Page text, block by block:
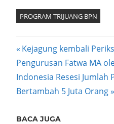
PROGRAM TRIJUANG BPN
Post
navigation
Previous
Post:
Kejagung kembali
Pengurusan Fatwa MA
Next
Post:
Indonesia Resesi Jumlah
Bertambah 5 Juta Orang
BACA JUGA